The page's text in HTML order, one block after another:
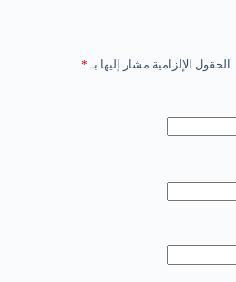
الحقول الإلزامية مشار إليها بـ *